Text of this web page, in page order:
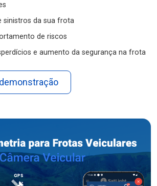
sinistros da sua frota
de riscos
e aumento da segurança na frota